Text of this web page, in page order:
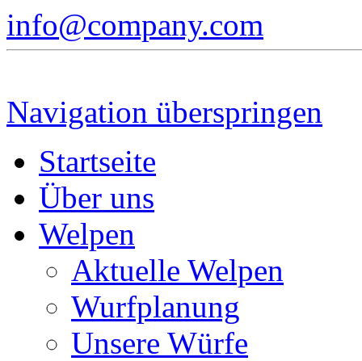
info@company.com
Navigation überspringen
Startseite
Über uns
Welpen
Aktuelle Welpen
Wurfplanung
Unsere Würfe